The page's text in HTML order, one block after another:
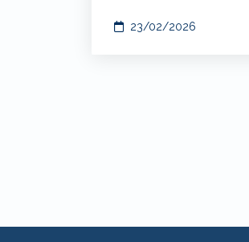
23/02/2026